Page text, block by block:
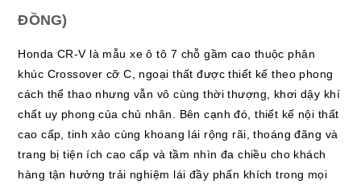
ĐỒNG)
Honda CR-V là mẫu xe ô tô 7 chỗ gầm cao thuộc phân
khúc Crossover cỡ C, ngoại thất được thiết kế theo phong
cách thể thao nhưng vẫn vô cùng thời thượng, khơi dậy khí
chất uy phong của chủ nhân. Bên cạnh đó, thiết kế nội thất
cao cấp, tinh xảo cùng khoang lái rộng rãi, thoáng đãng và
trang bị tiện ích cao cấp và tầm nhìn đa chiều cho khách
hàng tận hưởng trải nghiệm lái đầy phấn khích trong mọi